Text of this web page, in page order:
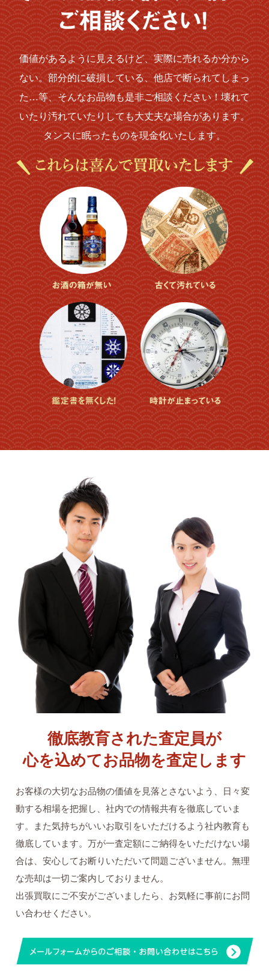
価値があるように見えるけど、実際に売れるか分から
ない。部分的に破損している、他店で断られてしまっ
た…等、そんなお品物も是非ご相談ください！壊れて
いたり汚れていたりしても大丈夫な場合があります。
タンスに眠ったものを現金化いたします。
徹底教育された査定員が
心を込めてお品物を査定します
お客様の大切なお品物の価値を見落とさないよう、日々変
動する相場を把握し、社内での情報共有を徹底していま
す。また気持ちがいいお取引をいただけるよう社内教育も
徹底しています。万が一査定額にご納得をいただけない場
合は、安心してお断りいただいて問題ございません。無理
な売却は一切ご案内しておりません。
出張買取にご不安がございましたら、お気軽に事前にお問
い合わせください。